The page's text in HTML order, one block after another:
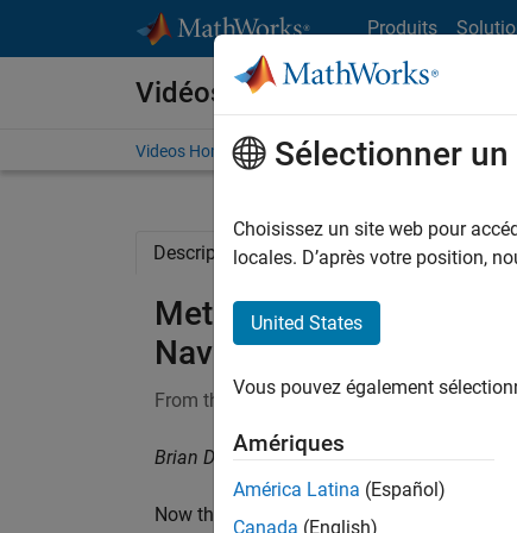
Produits
Vidéos
Videos Home Search
Description Full Transcript Related
Metrics for System
Navigation, Part 6
From the series:Autonomous Navigation
Brian Douglas, MathWorks
Now that you understand the overall
Sélectionner
Choisissez un site web pour
locales. D’après votre position,
United States
Vous pouvez également
Amériques
América Latina (Español)
Canada (English)